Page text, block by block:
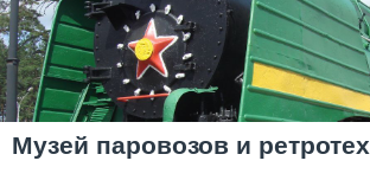
Музей паровозов и